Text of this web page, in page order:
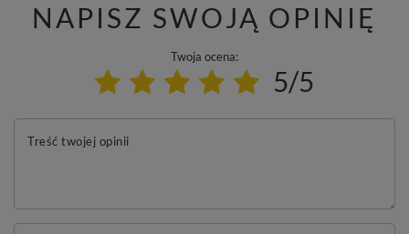
NAPISZ SWOJĄ OPINIĘ
Twoja ocena:
5/5
Treść twojej opinii